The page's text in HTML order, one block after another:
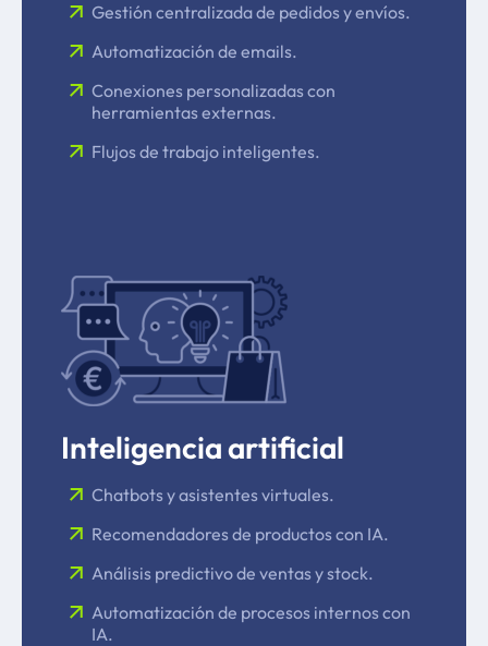
Gestión centralizada de pedidos y envíos.
Automatización de emails.
Conexiones personalizadas con
herramientas externas.
Flujos de trabajo inteligentes.
Inteligencia artificial
Chatbots y asistentes virtuales.
Recomendadores de productos con IA.
Análisis predictivo de ventas y stock.
Automatización de procesos internos con
IA.